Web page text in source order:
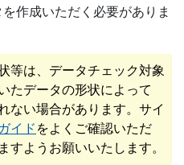
作成いただく必要がありま
等は、データチェック対象
たデータの形状によって
ない場合があります。サイ
イド をよくご確認いただ
すようお願いいたします。